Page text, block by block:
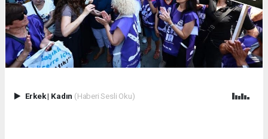
Erkek| Kadın (Haberi Sesli Oku)